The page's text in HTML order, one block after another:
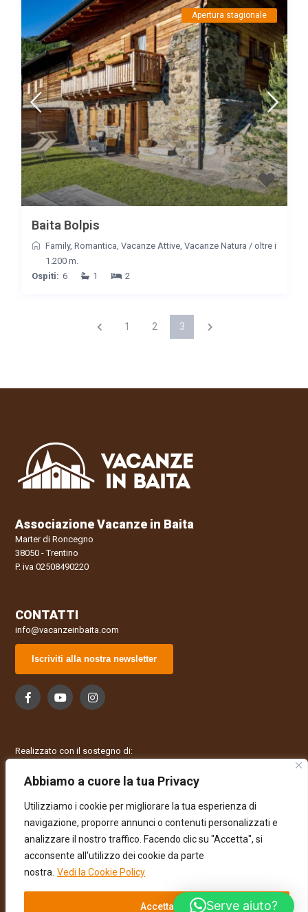
Abbiamo a cuore la tua Privacy
Utilizziamo i cookie per migliorare la tua esperienza di
navigazione, proporre annunci o contenuti personalizzati e
analizzare il nostro traffico. Facendo clic su "Accetta", si
acconsente all'utilizzo dei cookie da parte
nostra. Vedi la Cookie Policy
Accetta
Apertura stagionale
Baita Bolpis
Family, Romantica Vacanze Attive, Vacanze Natura / oltre i
1.200 m.
Ospiti: 6 1 2
1 2 3
Associazione Vacanze in Baita
Marter di Roncegno
38050 - Trentino
P. iva 02508490220
CONTATTI
info@vacanzeinbaita.com
Iscriviti alla nostra newsletter
Realizzato con il sostegno di:
Serve aiuto?